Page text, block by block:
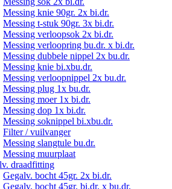
Messing knie 90gr. 2x bi.dr.
Messing t-stuk 90gr. 3x bi.dr.
Messing verloopsok 2x bi.dr.
Messing verloopring bu.dr. x bi.dr.
Messing dubbele nippel 2x bu.dr.
Messing knie bi.xbu.dr.
Messing verloopnippel 2x bu.dr.
Messing plug 1x bu.dr.
Messing moer 1x bi.dr.
Messing dop 1x bi.dr.
Messing soknippel bi.xbu.dr.
Filter / vuilvanger
Messing slangtule bu.dr.
Messing muurplaat
draadfitting
Gegalv. bocht 45gr. 2x bi.dr.
Gegalv. bocht 45gr. bi.dr. x bu.dr.